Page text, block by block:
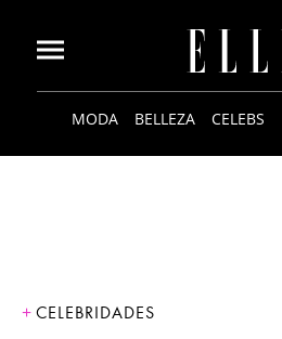
MODA BELLEZA CELEBS
CELEBRIDADES